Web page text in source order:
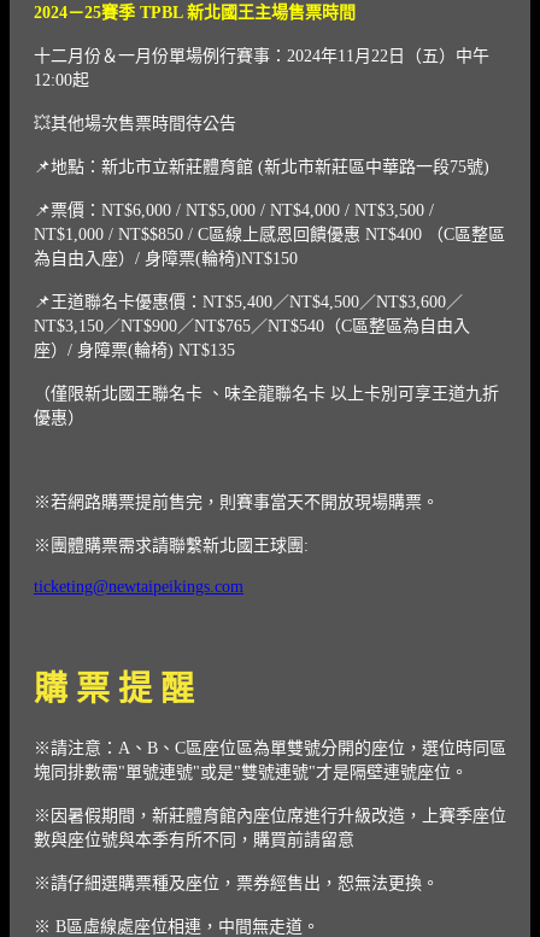
2024－25賽季 TPBL 新北國王主場售票時間
十二月份＆一月份單場例行賽事：2024年11月22日（五）中午
12:00起
💥其他場次售票時間待公告
📌地點：新北市立新莊體育館 (新北市新莊區中華路一段75號)
📌票價：NT$6,000 / NT$5,000 / NT$4,000 / NT$3,500 /
NT$1,000 / NT$$850 / C區線上感恩回饋優惠 NT$400 （C區整區
為自由入座）/ 身障票(輪椅)NT$150
📌王道聯名卡優惠價：NT$5,400／NT$4,500／NT$3,600／
NT$3,150／NT$900／NT$765／NT$540（C區整區為自由入
座）/ 身障票(輪椅) NT$135
（僅限新北國王聯名卡 、味全龍聯名卡 以上卡別可享王道九折
優惠）
※若網路購票提前售完，則賽事當天不開放現場購票。
※團體購票需求請聯繫新北國王球團:
ticketing@newtaipeikings.com
購 票 提 醒
※請注意：A、B、C區座位區為單雙號分開的座位，選位時同區
塊同排數需"單號連號"或是"雙號連號"才是隔壁連號座位。
※因暑假期間，新莊體育館內座位席進行升級改造，上賽季座位
數與座位號與本季有所不同，購買前請留意
※請仔細選購票種及座位，票券經售出，恕無法更換。
※ B區虛線處座位相連，中間無走道。